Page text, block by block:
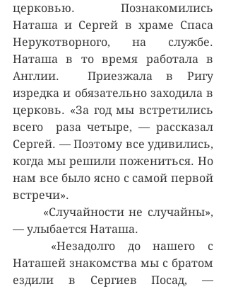
церковью. Познакомились
Наташа и Сергей в храме Спаса
Нерукотворного, на службе.
Наташа в то время работала в
Англии.  Приезжала в Ригу
изредка и обязательно заходила в
церковь. «За год мы встретились
всего  раза четыре, — рассказал
Сергей. — Поэтому все удивились,
когда мы решили пожениться. Но
нам все было ясно с самой первой
встречи».
— улыбается Наташа.
Наташей знакомства мы с братом
ездили в Сергиев Посад, —